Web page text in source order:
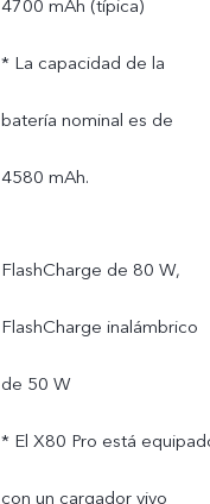
4700 mAh (típica)
* La capacidad de la
batería nominal es de
4580 mAh.
FlashCharge de 80 W,
FlashCharge inalámbrico
de 50 W
* El X80 Pro está
con un cargador vivo